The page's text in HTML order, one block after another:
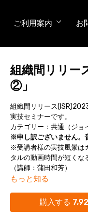
ご利用案内 お
組織間リリー
②」
組織間リリース
実技セミナーです。
カテゴリー：共通（ジョ
※申し訳ございません。
※受講者様の実技風景は
タルの動画時間が短くな
（講師：蒲田和芳）
もっと知る
購入する